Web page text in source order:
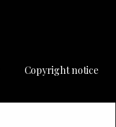
Copyright notice